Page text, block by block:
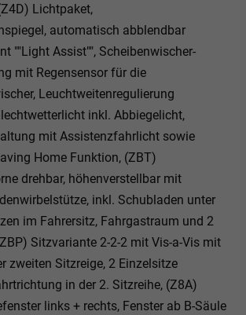
Lichtpaket,
automatisch abblendbar
""Light Assist"", Scheibenwischer-
mit Regensensor für die
Leuchtweitenregulierung
inkl. Abbiegelicht,
mit Assistenzfahrlicht sowie
Home Funktion, (ZBT)
drehbar, höhenverstellbar mit
inkl. Schubladen unter
im Fahrersitz, Fahrgastraum und 2
Sitzvariante 2-2-2 mit Vis-a-Vis mit
zweiten Sitzreige, 2 Einzelsitze
in der 2. Sitzreihe, (Z8A)
links + rechts, Fenster ab B-Säule